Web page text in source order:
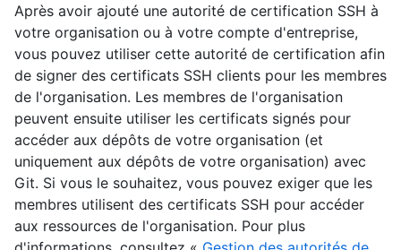
Après avoir ajouté une autorité de certification SSH à
votre organisation ou à votre compte d'entreprise,
vous pouvez utiliser cette autorité de certification afin
de signer des certificats SSH clients pour les membres
de l'organisation. Les membres de l'organisation
peuvent ensuite utiliser les certificats signés pour
accéder aux dépôts de votre organisation (et
uniquement aux dépôts de votre organisation) avec
Git. Si vous le souhaitez, vous pouvez exiger que les
membres utilisent des certificats SSH pour accéder
aux ressources de l'organisation. Pour plus